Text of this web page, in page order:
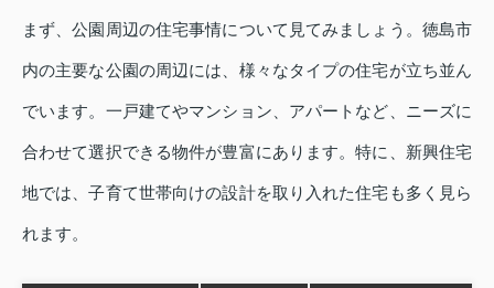
まず、公園周辺の住宅事情について見てみましょう。徳島市
内の主要な公園の周辺には、様々なタイプの住宅が立ち並ん
でいます。一戸建てやマンション、アパートなど、ニーズに
合わせて選択できる物件が豊富にあります。特に、新興住宅
地では、子育て世帯向けの設計を取り入れた住宅も多く見ら
れます。